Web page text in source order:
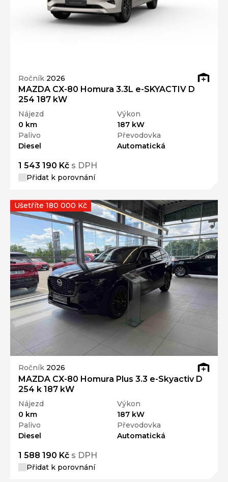
Ročník 2026
MAZDA CX-80 Homura 3.3L e-SKYACTIV D
254 187 kW
Nájezd
0 km
Výkon
187 kW
Palivo
Diesel
Převodovka
Automatická
1 543 190 Kč s DPH
Přidat k porovnání
Ročník 2026
MAZDA CX-80 Homura Plus 3.3 e-Skyactiv D
254 k 187 kW
Nájezd
0 km
Výkon
187 kW
Palivo
Diesel
Převodovka
Automatická
1 588 190 Kč s DPH
Přidat k porovnání
Ušetříte 180 000 Kč